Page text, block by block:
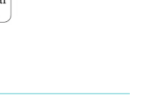
producto
para que